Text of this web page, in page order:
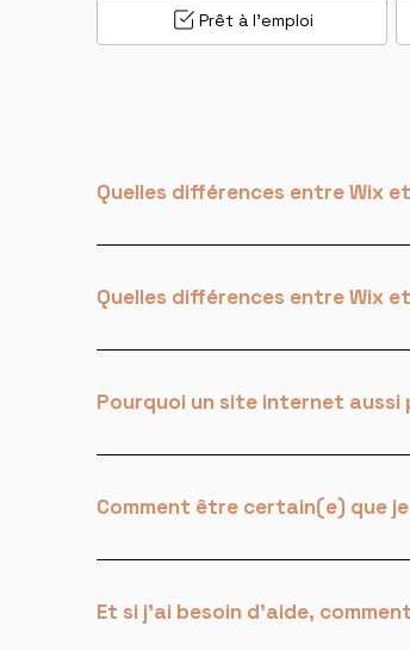
Prêt à l'emploi
Quelles différences entre Wix
Quelles différences entre Wix
Pourquoi un site internet aussi
Comment être certain(e) que
Et si j'ai besoin d'aide,